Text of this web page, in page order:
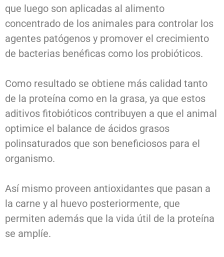
que luego son aplicadas al alimento
concentrado de los animales para controlar los
agentes patógenos y promover el crecimiento
de bacterias benéficas como los probióticos.
Como resultado se obtiene más calidad tanto
de la proteína como en la grasa, ya que estos
aditivos fitobióticos contribuyen a que el animal
optimice el balance de ácidos grasos
polinsaturados que son beneficiosos para el
organismo.
Así mismo proveen antioxidantes que pasan a
la carne y al huevo posteriormente, que
permiten además que la vida útil de la proteína
se amplíe.